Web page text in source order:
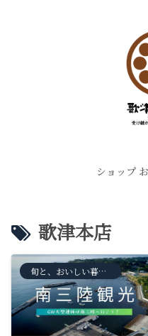
ショップ
歌津本店
旬と、おいしい暮らし